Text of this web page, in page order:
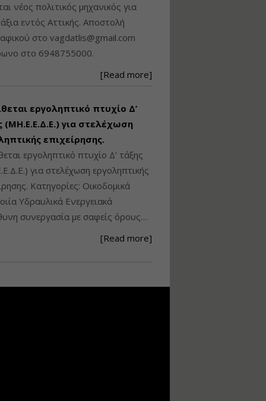
νέος πολιτικός μηχανικός για
εντός Αττικής. Αποστολή
στο vagdatlis@gmail.com
στο 6948755000.
[Read more]
εργοληπτικό πτυχίο Δ’
(ΜΗ.Ε.Ε.Δ.Ε.) για στελέχωση
επιχείρησης.
εργοληπτικό πτυχίο Δ’ τάξης
για στελέχωση εργοληπτικής
Κατηγορίες: Οικοδομικά
Υδραυλικά Ενεργειακά
συνεργασία με σαφείς όρους…
[Read more]
Εισηγητής: Λάμπρος Κίσσας
Διάρκεια: 6 ώρες
Ανάθεση – Εκτέλεση –
Επίβλεψη Δημοσίων
Έργων με τον
Εισηγητής:
Τιμή από: €220.00
Διάρκεια: 18 ώρες
και τεχνική